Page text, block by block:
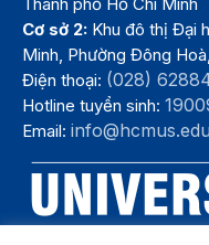
Cơ sở 2: Khu đô thị Đại
Minh, Phường Đông
Điện thoại: (028)
Hotline tuyển sinh:
Email: